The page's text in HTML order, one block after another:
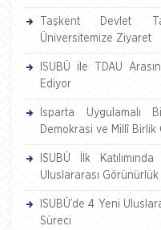
Taşkent Devlet
Üniversitemize Ziyaret
ISUBÜ ile TDAU
Ediyor
Isparta Uygulamalı
Demokrasi ve Millî Birlik
ISUBÜ İlk
Uluslararası Görünürlük
ISUBÜ’de 4 Yeni
Süreci